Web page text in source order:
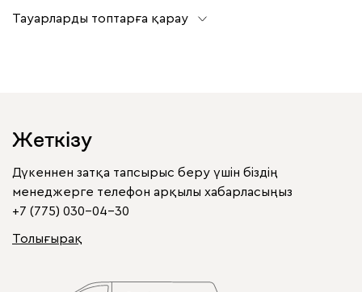
Тауарларды топтарға қарау
Жеткізу
Дүкеннен затқа тапсырыс беру үшін біздің
менеджерге телефон арқылы хабарласыңыз
+7 (775) 030-04-30
Толығырақ